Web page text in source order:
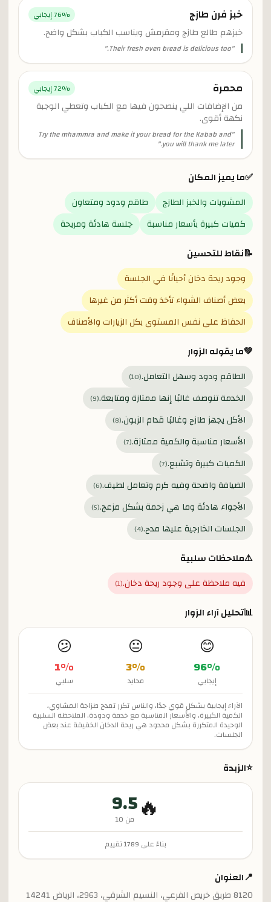
خبز فرن طازج 76% إيجابي
خبزهم طالع طازج ومقرمش ويناسب الكباب بشكل واضح.
"
Their fresh oven bread is delicious too.
"
محمرة 72% إيجابي
من الإضافات اللي ينصحون فيها مع الكباب وتعطي الوجبة
نكهة أقوى.
"
Try the mhammra and make it your bread for the Kabab and
you will thank me later.
"
✅ما يميز المكان
المشويات والخبز الطازج
طاقم ودود ومتعاون
كميات كبيرة بأسعار مناسبة
جلسة هادئة ومريحة
📝نقاط للتحسين
وجود ريحة دخان أحيانًا في الجلسة
بعض أصناف الشواء تأخذ وقت أكثر من غيرها
الحفاظ على نفس المستوى بكل الزيارات والأصناف
💚ما يقوله الزوار
الطاقم ودود وسهل التعامل.(
10
)
الخدمة تنوصف غالبًا إنها ممتازة ومتابعة.(
9
)
الأكل يجهز طازج وغالبًا قدام الزبون.(
8
)
الأسعار مناسبة والكمية ممتازة.(
7
)
الكميات كبيرة وتشبع.(
7
)
الضيافة واضحة وفيه كرم وتعامل لطيف.(
6
)
الأجواء هادئة وما هي زحمة بشكل مزعج.(
5
)
الجلسات الخارجية عليها مدح.(
4
)
⚠️ملاحظات سلبية
فيه ملاحظة على وجود ريحة دخان.(
1
)
📊تحليل آراء الزوار
😊
96%
إيجابي
😐
3%
محايد
😕
1%
سلبي
الآراء إيجابية بشكل قوي جدًا، والناس تكرر تمدح طزاجة المشاوي،
الكمية الكبيرة، والأسعار المناسبة مع خدمة ودودة. الملاحظة السلبية
الوحيدة المتكررة بشكل محدود هي ريحة الدخان الخفيفة عند بعض
الجلسات.
⭐الزبدة
🔥
9.5
من 10
بناءً على 1789تقييم
📍العنوان
8120 طريق خريص الفرعي، النسيم الشرقي، 2963، الرياض 14241